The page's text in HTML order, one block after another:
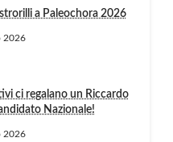
a Paleochora 2026
2026
ci regalano un Riccardo
Nazionale!
2026